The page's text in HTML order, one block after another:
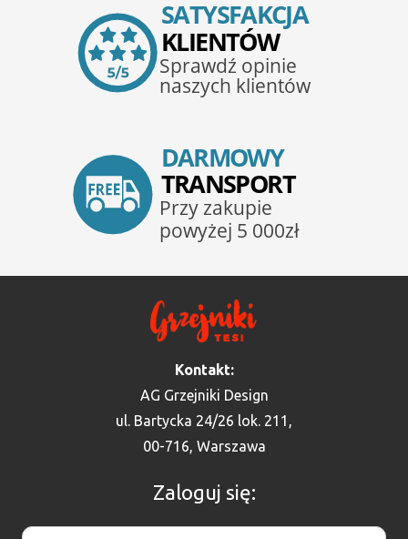
Kontakt:
AG Grzejniki Design
ul. Bartycka 24/26 lok. 211,
00-716, Warszawa
Zaloguj się: